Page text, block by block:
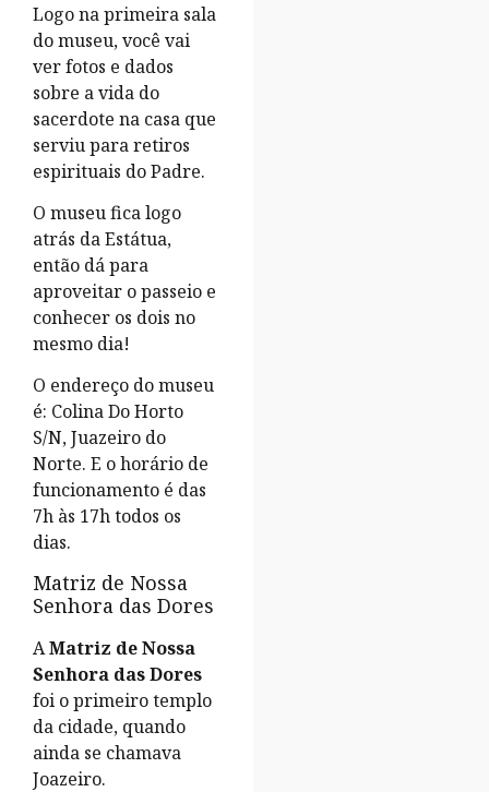
Logo na primeira sala
do museu, você vai
ver fotos e dados
sobre a vida do
sacerdote na casa que
serviu para retiros
espirituais do Padre.
O museu fica logo
atrás da Estátua,
então dá para
aproveitar o passeio e
conhecer os dois no
mesmo dia!
O endereço do museu
é: Colina Do Horto
S/N, Juazeiro do
Norte. E o horário de
funcionamento é das
7h às 17h todos os
dias.
Matriz de Nossa
Senhora das Dores
AMatriz de Nossa
Senhora das Dores
foi o primeiro templo
da cidade, quando
ainda se chamava
Joazeiro.